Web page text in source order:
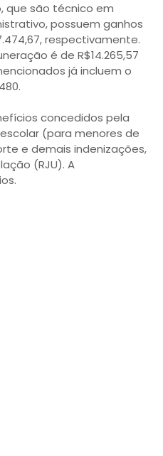
que são técnico em
possuem ganhos
respectivamente.
é de R$14.265,57
já incluem o
concedidos pela
(para menores de
e demais indenizações,
(RJU). A